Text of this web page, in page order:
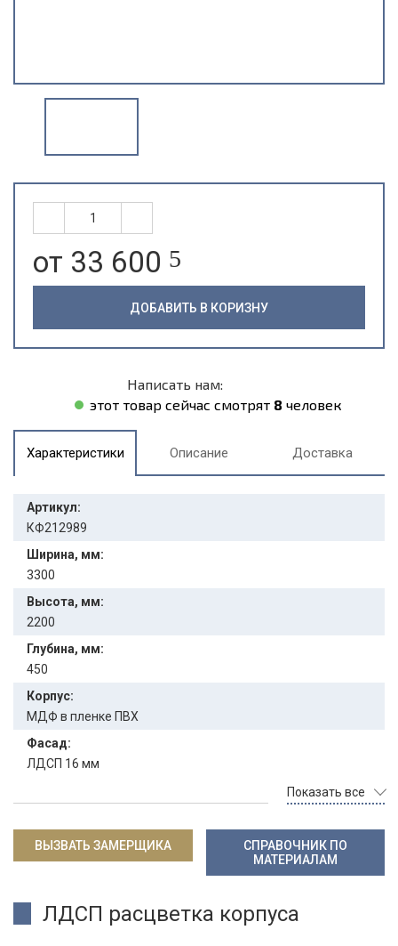
от 33 600 5
ДОБАВИТЬ В КОРИЗНУ
Написать нам:
этот товар сейчас смотрят 8 человек
Характеристики Описание Доставка
Артикул:
КФ212989
Ширина, мм:
3300
Высота, мм:
2200
Глубина, мм:
450
Корпус:
МДФ в пленке ПВХ
Фасад:
ЛДСП 16 мм
Показать все
ВЫЗВАТЬ ЗАМЕРЩИКА
СПРАВОЧНИК ПО
МАТЕРИАЛАМ
ЛДСП расцветка корпуса